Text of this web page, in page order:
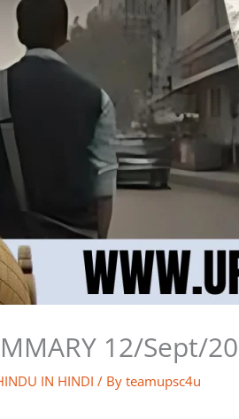
12/Sept/
IN HINDI / By teamupsc4u